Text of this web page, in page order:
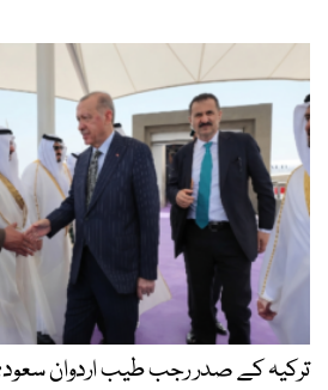
ترکیہ کے صدر رجب طیب اردوان